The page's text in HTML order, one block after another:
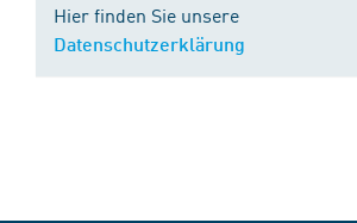
Hier finden Sie unsere
Datenschutzerklärung